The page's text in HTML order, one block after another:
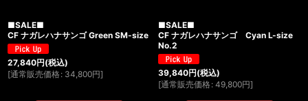
■SALE■
CF ナガレハナサンゴ Green SM-size
27,840円(税込)
[通常販売価格 : 34,800円]
■SALE■
CF ナガレハナサンゴ Cyan L-size
No.2
39,840円(税込)
[通常販売価格 : 49,800円]